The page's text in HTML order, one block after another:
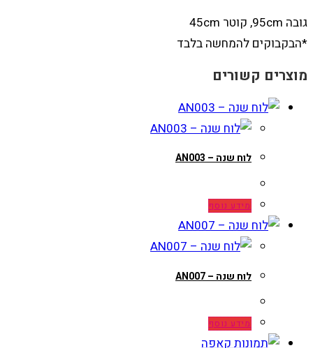
גובה 95cm, קוטר 45cm
*הבקבוקים להמחשה בלבד
מוצרים קשורים
לוח שנה – AN003
מידע נוסף
לוח שנה – AN007
מידע נוסף